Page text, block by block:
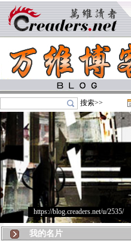
搜索>>
https://blog.creaders.net/u/2535/>
我的名片